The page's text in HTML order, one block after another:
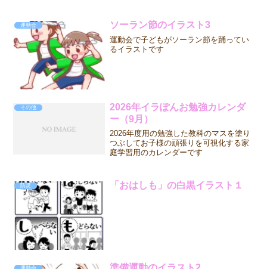
運動会 ソーラン節のイラスト3
運動会で子どもがソーラン節を踊ってい
るイラストです
その他
2026年イラぽんお勉強カレンダ
ー（9月）
2026年度用の勉強した教科のマスを塗り
つぶしてお子様の頑張りを可視化する家
庭学習用のカレンダーです
防災 「おはしも」の白黒イラスト１